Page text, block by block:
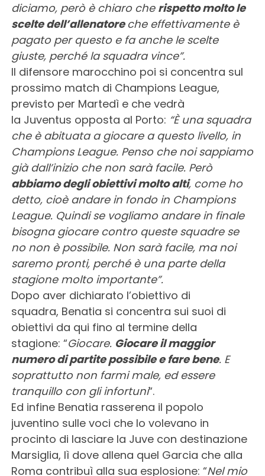
diciamo, però è chiaro che rispetto molto le
scelte dell’allenatoreche effettivamente è
pagato per questo e fa anche le scelte
giuste, perché la squadra vince”.
Il difensore marocchino poi si concentra sul
prossimo match di Champions League,
previsto per Martedì e che vedrà
la Juventus opposta al Porto: “È una squadra
che è abituata a giocare a questo livello, in
Champions League. Penso che noi sappiamo
già dall’inizio che non sarà facile. Però
abbiamo degli obiettivi molto alti, come ho
detto, cioè andare in fondo in Champions
League. Quindi se vogliamo andare in finale
bisogna giocare contro queste squadre se
no non è possibile. Non sarà facile, ma noi
saremo pronti, perché è una parte della
stagione molto importante”.
Dopo aver dichiarato l’obiettivo di
squadra, Benatia si concentra sui suoi di
obiettivi da qui fino al termine della
stagione: “Giocare. Giocare il maggior
numero di partite possibile e fare bene. E
soprattutto non farmi male, ed essere
tranquillo con gli infortuni“.
Ed infine Benatia rasserena il popolo
juventino sulle voci che lo volevano in
procinto di lasciare la Juve con destinazione
Marsiglia, lì dove allena quel Garcia che alla
Roma contribuì alla sua esplosione: “Nel mio